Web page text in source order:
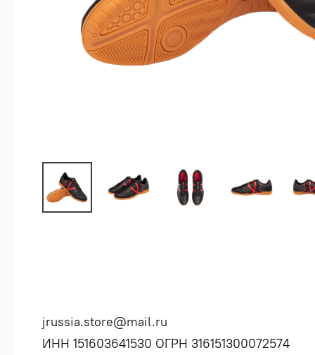
jrussia.store@mail.ru
ИНН 151603641530 ОГРН 316151300072574